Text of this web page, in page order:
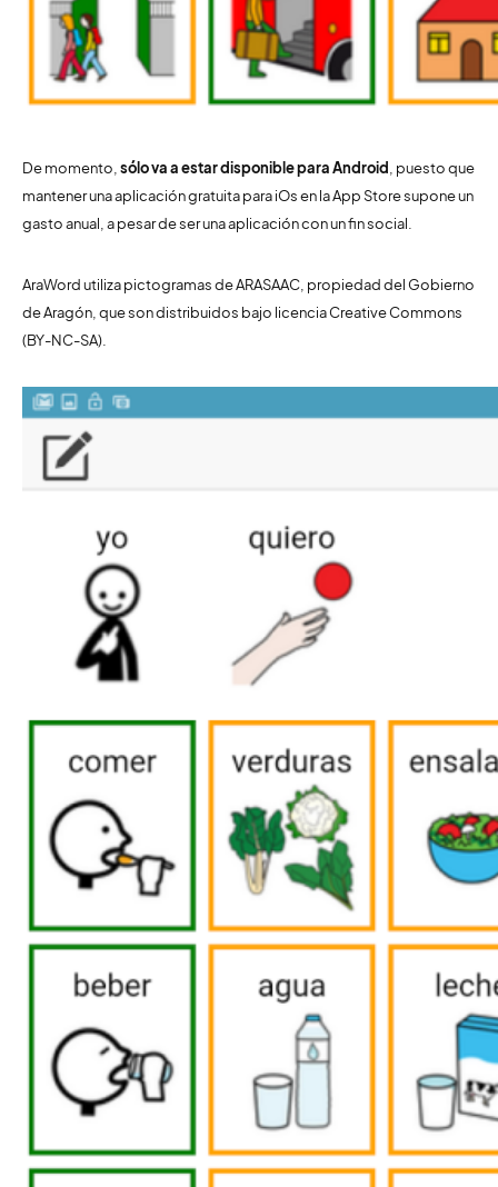
De momento, sólo va a estar disponible para Android , puesto que
mantener una aplicación gratuita para iOs en la App Store supone un
gasto anual, a pesar de ser una aplicación con un fin social.
AraWord utiliza pictogramas de ARASAAC, propiedad del Gobierno
de Aragón, que son distribuidos bajo licencia Creative Commons
(BY-NC-SA).